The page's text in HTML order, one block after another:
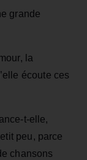
grande
la
écoute ces
t-elle,
peu, parce
chansons